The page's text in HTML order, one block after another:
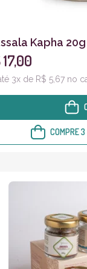
Kapha
3x de R$ 5,67 no
COMPRE